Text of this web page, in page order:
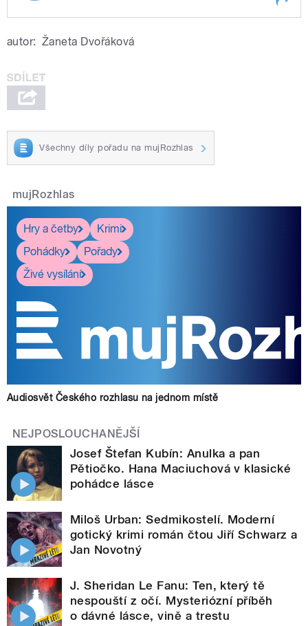
pause
Denk, Kroupar. Moderují Lucie
autor: Žaneta Dvořáková
Všechny díly pořadu na mujRozhlas
mujRozhlas
Hry a četby
Krimi
Pohádky
Pořady
Živé vysílání
Audiosvět Českého rozhlasu na jednom místě
NEJPOSLOUCHANĚJŠÍ
Josef Štefan Kubín: Anulka a pan
Pětiočko. Hana Maciuchová v klasické
pohádce lásce
Miloš Urban: Sedmikostelí. Moderní
gotický krimi román čtou Jiří Schwarz a
Jan Novotný
J. Sheridan Le Fanu: Ten, který tě
nespouští z očí. Mysteriózní příběh
o dávné lásce, vině a trestu